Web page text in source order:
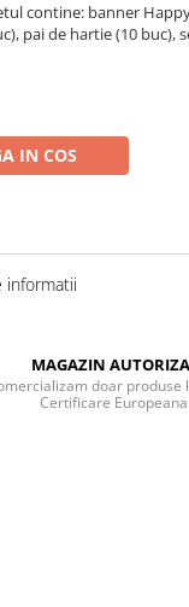
contine: banner
pai de hartie (10 buc),
IN COS
informatii
MAGAZIN
doar produse
Certificare Europeana.